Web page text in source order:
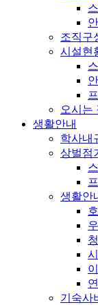
조직구
시설현
오시는
생활안내
학사내
상벌점
생활안
기숙사